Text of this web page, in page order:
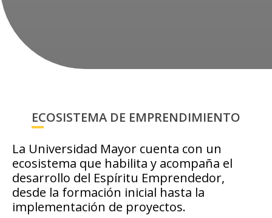
ECOSISTEMA DE EMPRENDIMIENTO
La Universidad Mayor cuenta con un
ecosistema que habilita y acompaña el
desarrollo del Espíritu Emprendedor,
desde la formación inicial hasta la
implementación de proyectos.